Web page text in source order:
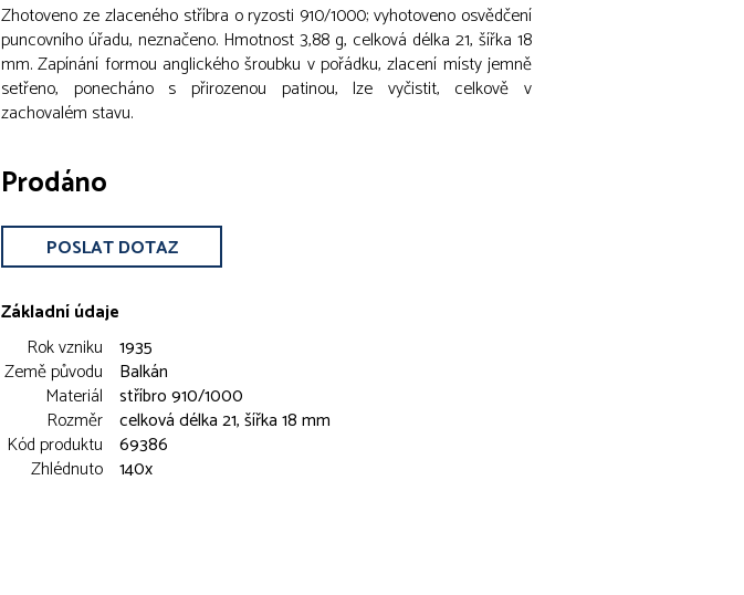
Zhotoveno ze zlaceného stříbra o ryzosti 910/1000; vyhotoveno osvědčení
puncovního úřadu, neznačeno. Hmotnost 3,88 g, celková délka 21, šířka 18
mm. Zapínání formou anglického šroubku v pořádku, zlacení místy jemně
setřeno, ponecháno s přirozenou patinou, lze vyčistit, celkově v
zachovalém stavu.
Prodáno
POSLAT DOTAZ
Základní údaje
Rok vzniku 1935
Země původu
Balkán
Materiál stříbro 910/1000
Rozměr celková délka 21, šířka 18 mm
Kód produktu 69386
Zhlédnuto 140x